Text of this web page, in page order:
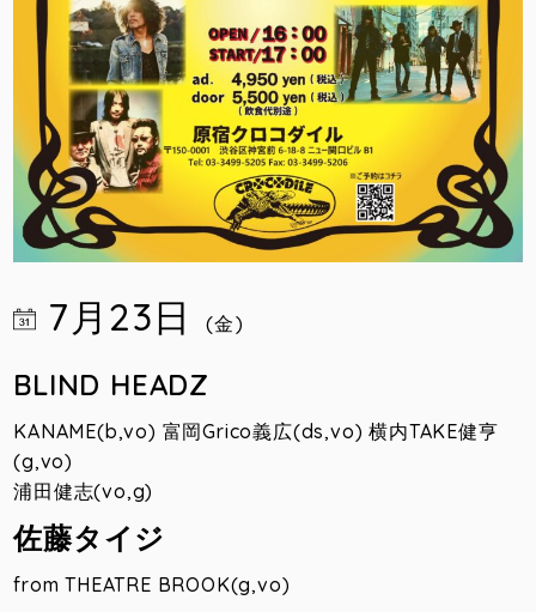
7月23日 (金)
BLIND HEADZ
KANAME(b,vo) 富岡Grico義広(ds,vo) 横内TAKE健亨
(g,vo)
浦田健志(vo,g)
佐藤タイジ
from THEATRE BROOK(g,vo)